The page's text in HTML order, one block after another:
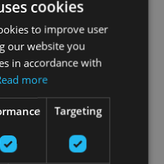
45 CM
cookies
to improve user
our website you
in accordance with
more
Targeting